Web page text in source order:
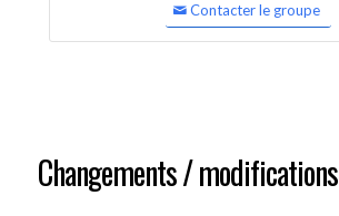
Contacter le groupe
Changements / modifications